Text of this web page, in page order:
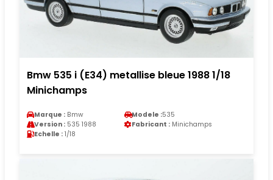
Bmw 535 i (E34) metallise bleue 1988 1/18
Minichamps
Marque : Bmw Modele :535
Version : 535 1988 Fabricant : Minichamps
Echelle : 1/18